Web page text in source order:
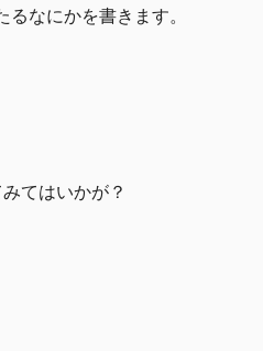
るなにかを書きます。
てはいかが？